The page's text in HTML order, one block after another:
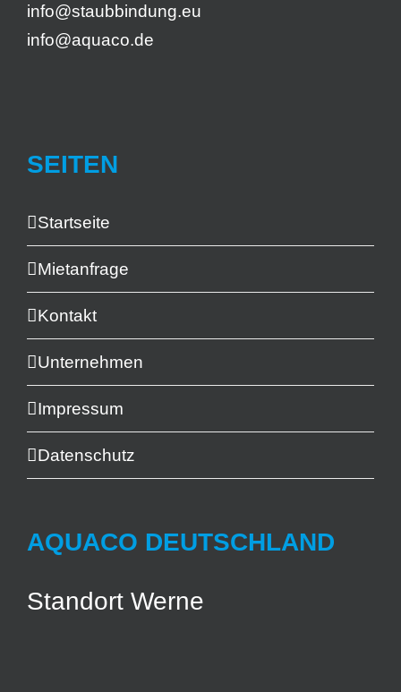
info@staubbindung.eu
info@aquaco.de
SEITEN
Startseite
Mietanfrage
Kontakt
Unternehmen
Impressum
Datenschutz
AQUACO DEUTSCHLAND
Standort Werne